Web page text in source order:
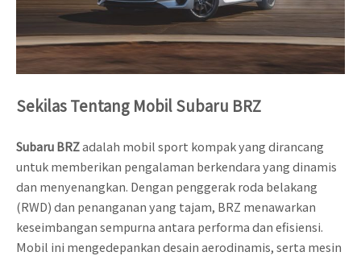
Sekilas Tentang Mobil Subaru BRZ
Subaru BRZadalah mobil sport kompak yang dirancang
untuk memberikan pengalaman berkendara yang dinamis
dan menyenangkan. Dengan penggerak roda belakang
(RWD) dan penanganan yang tajam, BRZ menawarkan
keseimbangan sempurna antara performa dan efisiensi.
Mobil ini mengedepankan desain aerodinamis, serta mesin